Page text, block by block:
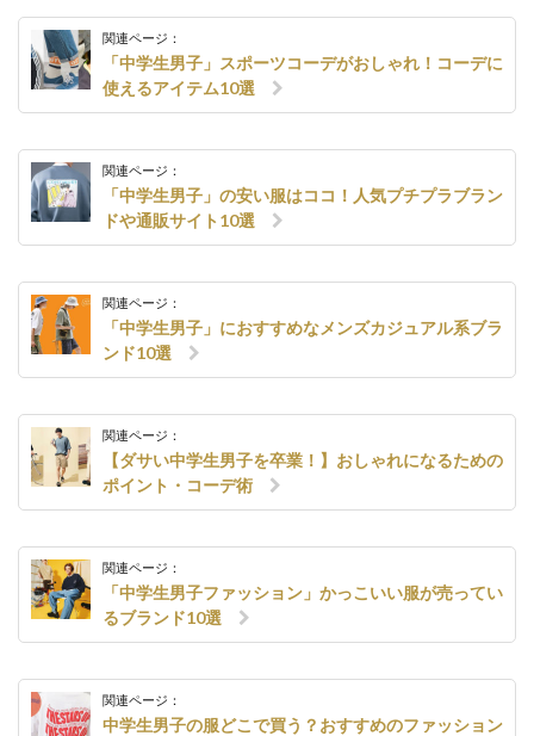
関連ページ：
「中学生男子」スポーツコーデがおしゃれ！コーデに
使えるアイテム10選
関連ページ：
「中学生男子」の安い服はココ！人気プチプラブラン
ドや通販サイト10選
関連ページ：
「中学生男子」におすすめなメンズカジュアル系ブラ
ンド10選
関連ページ：
【ダサい中学生男子を卒業！】おしゃれになるための
ポイント・コーデ術
関連ページ：
「中学生男子ファッション」かっこいい服が売ってい
るブランド10選
関連ページ：
中学生男子の服どこで買う？おすすめのファッション